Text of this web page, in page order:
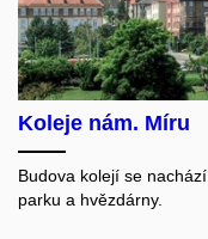
Koleje nám. Míru
Budova kolejí se nachází
parku a hvězdárny.